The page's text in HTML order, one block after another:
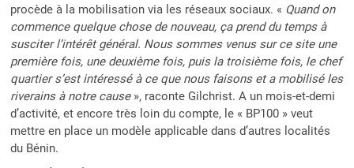
procède à la mobilisation via les réseaux sociaux. « Quand on
commence quelque chose de nouveau, ça prend du temps à
susciter l’intérêt général. Nous sommes venus sur ce site une
première fois, une deuxième fois, puis la troisième fois, le chef
quartier s’est intéressé à ce que nous faisons et a mobilisé les
riverains à notre cause», raconte Gilchrist. A un mois-et-demi
d’activité, et encore très loin du compte, le « BP100 » veut
mettre en place un modèle applicable dans d’autres localités
du Bénin.